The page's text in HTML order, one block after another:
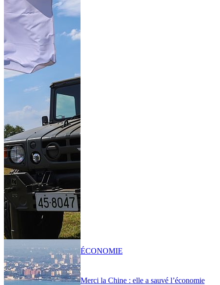
Merci la Chine : elle a sauvé l’économie
ÉCONOMIE